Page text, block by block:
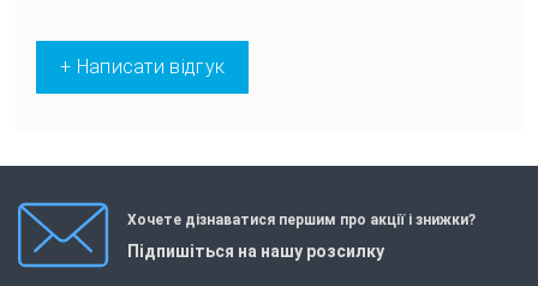
+ Написати відгук
Хочете дізнаватися першим про акції і знижки?
Підпишіться на нашу розсилку